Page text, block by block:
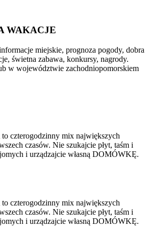
WAKACJE
miejskie, prognoza pogody, dobra
świetna zabawa, konkursy, nagrody.
w województwie zachodniopomorskiem
czterogodzinny mix największych
czasów. Nie szukajcie płyt, taśm i
i urządzajcie własną DOMÓWKĘ.
czterogodzinny mix największych
czasów. Nie szukajcie płyt, taśm i
i urządzajcie własną DOMÓWKĘ.